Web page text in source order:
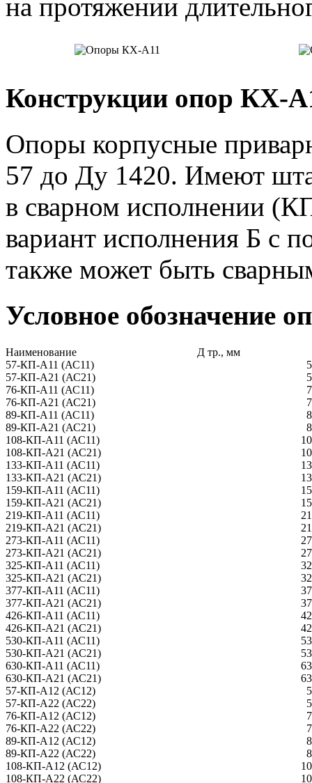
на протяжении
Конструкции опор КХ-
Опоры корпусные
57 до Ду 1420. Имеют
в сварном исполнении
вариант исполнения Б с
также может быть
Условное обозначение
Наименование
Д тр., мм
57-КП-А11 (АС11)
57-КП-А21 (АС21)
76-КП-А11 (АС11)
76-КП-А21 (АС21)
89-КП-А11 (АС11)
89-КП-А21 (АС21)
108-КП-А11 (АС11)
108-КП-А21 (АС21)
133-КП-А11 (АС11)
133-КП-А21 (АС21)
159-КП-А11 (АС11)
159-КП-А21 (АС21)
219-КП-А11 (АС11)
219-КП-А21 (АС21)
273-КП-А11 (АС11)
273-КП-А21 (АС21)
325-КП-А11 (АС11)
325-КП-А21 (АС21)
377-КП-А11 (АС11)
377-КП-А21 (АС21)
426-КП-А11 (АС11)
426-КП-А21 (АС21)
530-КП-А11 (АС11)
530-КП-А21 (АС21)
630-КП-А11 (АС11)
630-КП-А21 (АС21)
57-КП-А12 (АС12)
57-КП-А22 (АС22)
76-КП-А12 (АС12)
76-КП-А22 (АС22)
89-КП-А12 (АС12)
89-КП-А22 (АС22)
108-КП-А12 (АС12)
108-КП-А22 (АС22)